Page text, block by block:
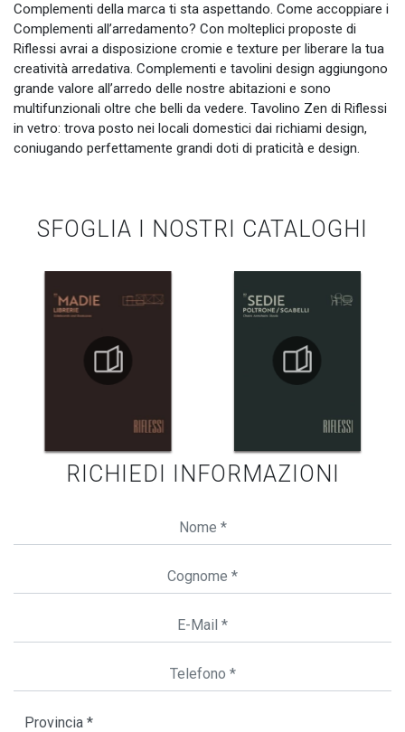
Complementi della marca ti sta aspettando. Come accoppiare i
Complementi all’arredamento? Con molteplici proposte di
Riflessi avrai a disposizione cromie e texture per liberare la tua
creatività arredativa. Complementi e tavolini design aggiungono
grande valore all’arredo delle nostre abitazioni e sono
multifunzionali oltre che belli da vedere. Tavolino Zen di Riflessi
in vetro: trova posto nei locali domestici dai richiami design,
coniugando perfettamente grandi doti di praticità e design.
SFOGLIA I NOSTRI CATALOGHI
RICHIEDI INFORMAZIONI